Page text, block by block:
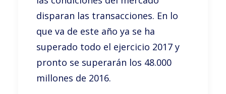
disparan las transacciones. En lo
que va de este año ya se ha
superado todo el ejercicio 2017 y
pronto se superarán los 48.000
millones de 2016.